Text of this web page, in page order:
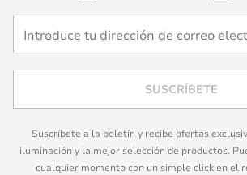
SUSCRÍBETE
Suscríbete a la boletín y recibe ofertas
iluminación y la mejor selección de productos.
cualquier momento con un simple click en el